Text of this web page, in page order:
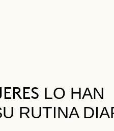
LO HAN
RUTINA